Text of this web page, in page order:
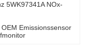
5WK97341A NOx-
Emissionssensor